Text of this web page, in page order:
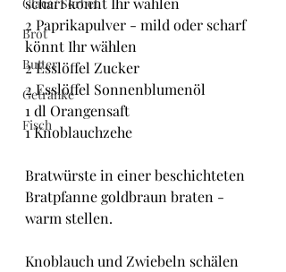
Brot
Butter
Getränke
Fisch
2 Paprikapulver - mild oder scharf
könnt Ihr wählen
2 Esslöffel Zucker
2 Esslöffel Sonnenblumenöl
1 dl Orangensaft
1 Knoblauchzehe
Bratwürste in einer beschichteten
Bratpfanne goldbraun braten -
warm stellen.
Knoblauch und Zwiebeln schälen